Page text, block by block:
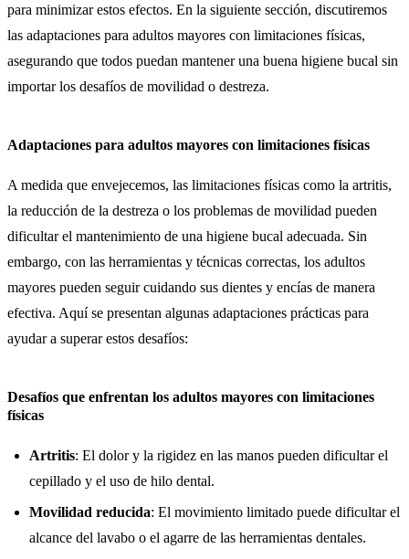
para minimizar estos efectos. En la siguiente sección, discutiremos
las adaptaciones para adultos mayores con limitaciones físicas,
asegurando que todos puedan mantener una buena higiene bucal sin
importar los desafíos de movilidad o destreza.
Adaptaciones para adultos mayores con limitaciones físicas
A medida que envejecemos, las limitaciones físicas como la artritis,
la reducción de la destreza o los problemas de movilidad pueden
dificultar el mantenimiento de una higiene bucal adecuada. Sin
embargo, con las herramientas y técnicas correctas, los adultos
mayores pueden seguir cuidando sus dientes y encías de manera
efectiva. Aquí se presentan algunas adaptaciones prácticas para
ayudar a superar estos desafíos:
Desafíos que enfrentan los adultos mayores con limitaciones
físicas
Artritis: El dolor y la rigidez en las manos pueden dificultar el
cepillado y el uso de hilo dental.
Movilidad reducida: El movimiento limitado puede dificultar el
alcance del lavabo o el agarre de las herramientas dentales.